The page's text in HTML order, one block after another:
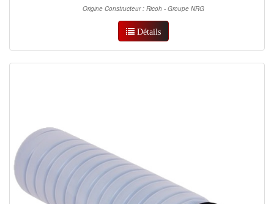
Origine Constructeur : Ricoh - Groupe NRG
Détails